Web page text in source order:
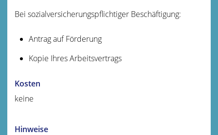
Bei sozialversicherungspflichtiger Beschäftigung:
Antrag auf Förderung
Kopie Ihres Arbeitsvertrags
Kosten
keine
Hinweise